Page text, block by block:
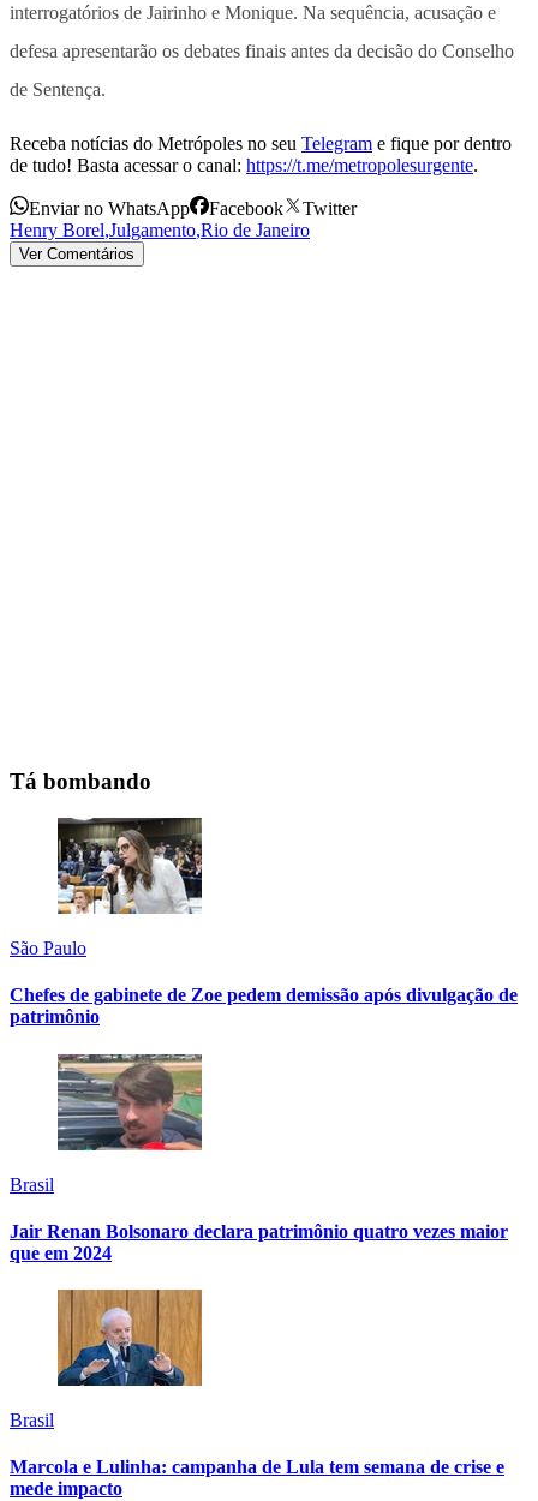
interrogatórios de Jairinho e Monique. Na sequência, acusação e
defesa apresentarão os debates finais antes da decisão do Conselho
de Sentença.
Receba notícias do Metrópoles no seu Telegram e fique por dentro
de tudo! Basta acessar o canal: https://t.me/metropolesurgente.
Enviar no WhatsApp Facebook
Twitter
Henry Borel,Julgamento,Rio de Janeiro
Ver Comentários
Tá bombando
São Paulo
Chefes de gabinete de Zoe pedem demissão após divulgação de
patrimônio
Brasil
Jair Renan Bolsonaro declara patrimônio quatro vezes maior
que em 2024
Brasil
Marcola e Lulinha: campanha de Lula tem semana de crise e
mede impacto